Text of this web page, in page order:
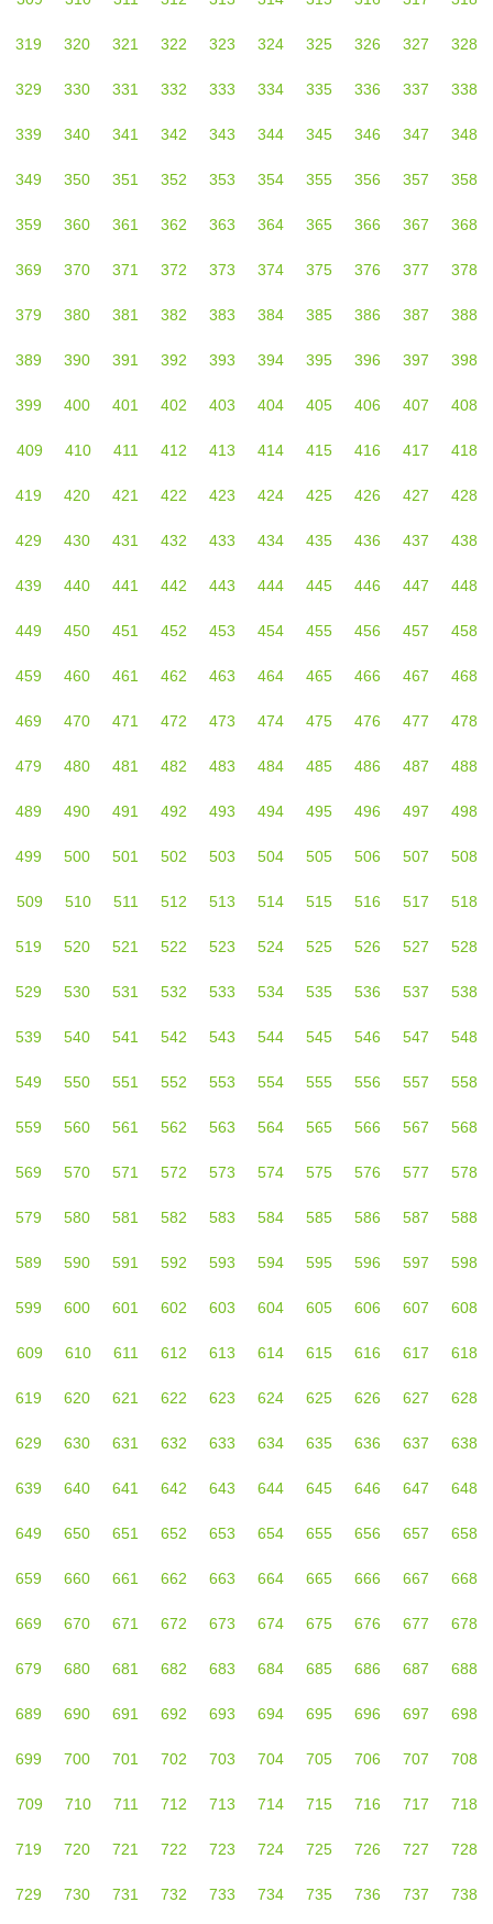
319 320 321 322 323 324 325 326 327 328
329 330 331 332 333 334 335 336 337 338
339 340 341 342 343 344 345 346 347 348
349 350 351 352 353 354 355 356 357 358
359 360 361 362 363 364 365 366 367 368
369 370 371 372 373 374 375 376 377 378
379 380 381 382 383 384 385 386 387 388
389 390 391 392 393 394 395 396 397 398
399 400 401 402 403 404 405 406 407 408
409 410 411 412 413 414 415 416 417 418
419 420 421 422 423 424 425 426 427 428
429 430 431 432 433 434 435 436 437 438
439 440 441 442 443 444 445 446 447 448
449 450 451 452 453 454 455 456 457 458
459 460 461 462 463 464 465 466 467 468
469 470 471 472 473 474 475 476 477 478
479 480 481 482 483 484 485 486 487 488
489 490 491 492 493 494 495 496 497 498
499 500 501 502 503 504 505 506 507 508
509 510 511 512 513 514 515 516 517 518
519 520 521 522 523 524 525 526 527 528
529 530 531 532 533 534 535 536 537 538
539 540 541 542 543 544 545 546 547 548
549 550 551 552 553 554 555 556 557 558
559 560 561 562 563 564 565 566 567 568
569 570 571 572 573 574 575 576 577 578
579 580 581 582 583 584 585 586 587 588
589 590 591 592 593 594 595 596 597 598
599 600 601 602 603 604 605 606 607 608
609 610 611 612 613 614 615 616 617 618
619 620 621 622 623 624 625 626 627 628
629 630 631 632 633 634 635 636 637 638
639 640 641 642 643 644 645 646 647 648
649 650 651 652 653 654 655 656 657 658
659 660 661 662 663 664 665 666 667 668
669 670 671 672 673 674 675 676 677 678
679 680 681 682 683 684 685 686 687 688
689 690 691 692 693 694 695 696 697 698
699 700 701 702 703 704 705 706 707 708
709 710 711 712 713 714 715 716 717 718
719 720 721 722 723 724 725 726 727 728
729 730 731 732 733 734 735 736 737 738